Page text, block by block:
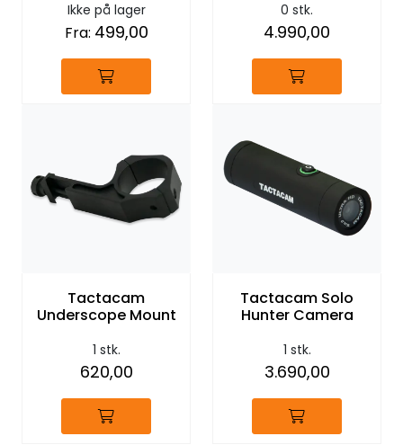
Ikke på lager
Fra: 499,00
0 stk.
4.990,00
Tactacam
Underscope Mount
1 stk.
620,00
Tactacam Solo
Hunter Camera
1 stk.
3.690,00